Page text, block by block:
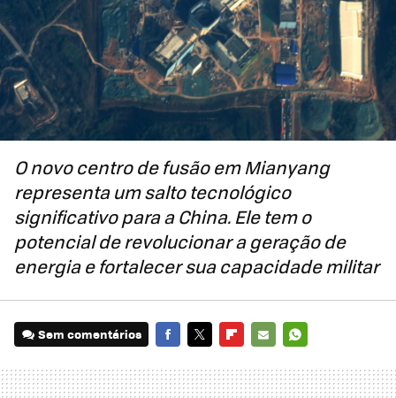
O novo centro de fusão em Mianyang
representa um salto tecnológico
significativo para a China. Ele tem o
potencial de revolucionar a geração de
energia e fortalecer sua capacidade militar
Sem comentários
MAIL